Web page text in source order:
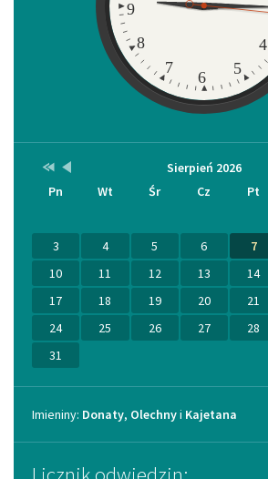
4
5
6
7
8
9
Kalendarz Lista
wydarzeń
Sierpień 2026Brak
w
Przestaw
na
Przestaw
na
Pn Wt Śr Cz Pt
3
4 5 6 7
10
11 12 13 14
17
18 19 20 21
24
25 26 27 28
31
Imieniny
Imieniny: Donaty, Olechnyi Kajetana
Licznik odwiedzin: